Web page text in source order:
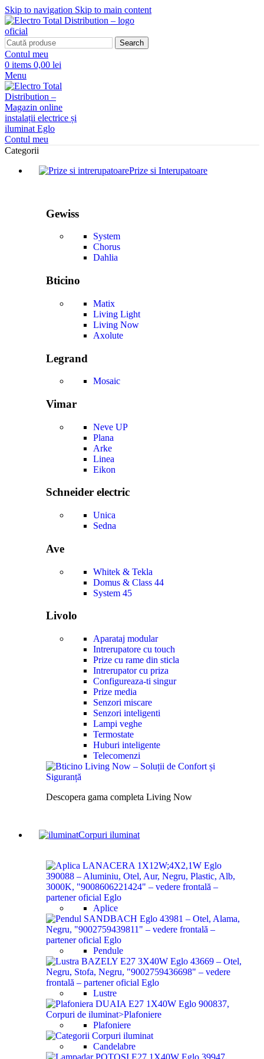
Skip to navigation Skip to main content
Search
Contul meu
0 items 0,00 lei
Menu
Contul meu
Categorii
Prize si Interupatoare
Gewiss
System
Chorus
Dahlia
Bticino
Matix
Living Light
Living Now
Axolute
Legrand
Mosaic
Vimar
Neve UP
Plana
Arke
Linea
Eikon
Schneider electric
Unica
Sedna
Ave
Whitek & Tekla
Domus & Class 44
System 45
Livolo
Aparataj modular
Intrerupatore cu touch
Prize cu rame din sticla
Intrerupator cu priza
Configureaza-ti singur
Prize media
Senzori miscare
Senzori inteligenti
Lampi veghe
Termostate
Huburi inteligente
Telecomenzi
Descopera gama completa Living Now
Corpuri iluminat
Aplice
Pendule
Lustre
Plafoniere
Candelabre